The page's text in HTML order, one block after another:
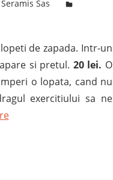
Seramis Sas
de zapada. Intr-un
si pretul. 20 lei. O
o lopata, cand nu
exercitiului sa ne